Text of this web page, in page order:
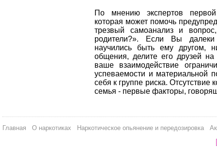
По мнению экспертов
которая может помочь
трезвый самоанализ и
родители?». Если Вы
научились быть ему другом,
общения, делите его друзей
ваше взаимодействие
успеваемости и материальной
себя к группе риска. Отсутствие
семья - первые факторы,
Главная О наркотиках Наркотическое опьянение и передозировка